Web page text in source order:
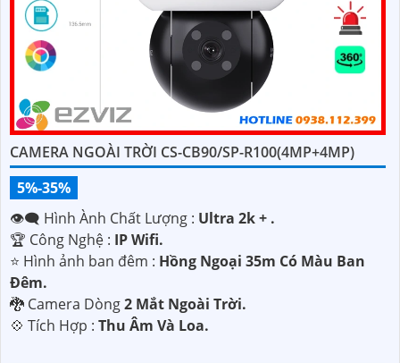
CAMERA NGOÀI TRỜI CS-CB90/SP-R100(4MP+4MP)
5%-35%
👁️‍🗨 Hình Ành Chất Lượng : Ultra 2k + .
🏆 Công Nghệ : IP Wifi.
⭐ Hình ảnh ban đêm : Hồng Ngoại 35m Có Màu Ban
Ðêm.
🐉️ Camera Dòng2 Mắt Ngoài Trời.
️💠 Tích Hợp : Thu Âm Và Loa.